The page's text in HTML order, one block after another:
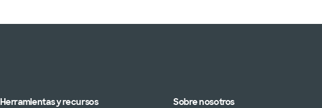
Herramientas y recursos Sobre nosotros